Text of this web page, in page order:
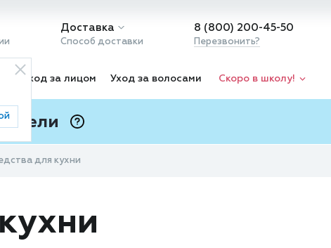
Доставка
Способ доставки
8 (800) 200-45-50
Перезвонить?
Уход за лицом Уход за волосами Скоро в школу!
для кухни